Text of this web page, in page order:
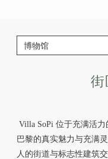
街
Villa SoPi 位于充满活
巴黎的真实魅力与充满
人的街道与标志性建筑